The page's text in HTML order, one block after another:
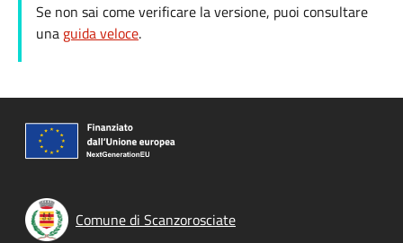
Se non sai come verificare la versione, puoi consultare
una guida veloce.
Comune di Scanzorosciate